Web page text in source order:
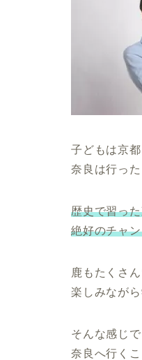
子どもは京
奈良は行った
歴史で習っ
絶好のチャ
鹿もたくさん
楽しみながら
そんな感じで
奈良へ行くこ